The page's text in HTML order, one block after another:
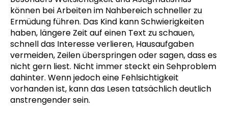
können bei Arbeiten im Nahbereich schneller zu
Ermüdung führen. Das Kind kann Schwierigkeiten
haben, längere Zeit auf einen Text zu schauen,
schnell das Interesse verlieren, Hausaufgaben
vermeiden, Zeilen überspringen oder sagen, dass es
nicht gern liest. Nicht immer steckt ein Sehproblem
dahinter. Wenn jedoch eine Fehlsichtigkeit
vorhanden ist, kann das Lesen tatsächlich deutlich
anstrengender sein.